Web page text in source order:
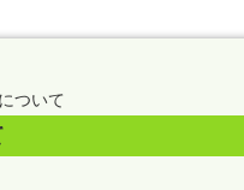
ついて